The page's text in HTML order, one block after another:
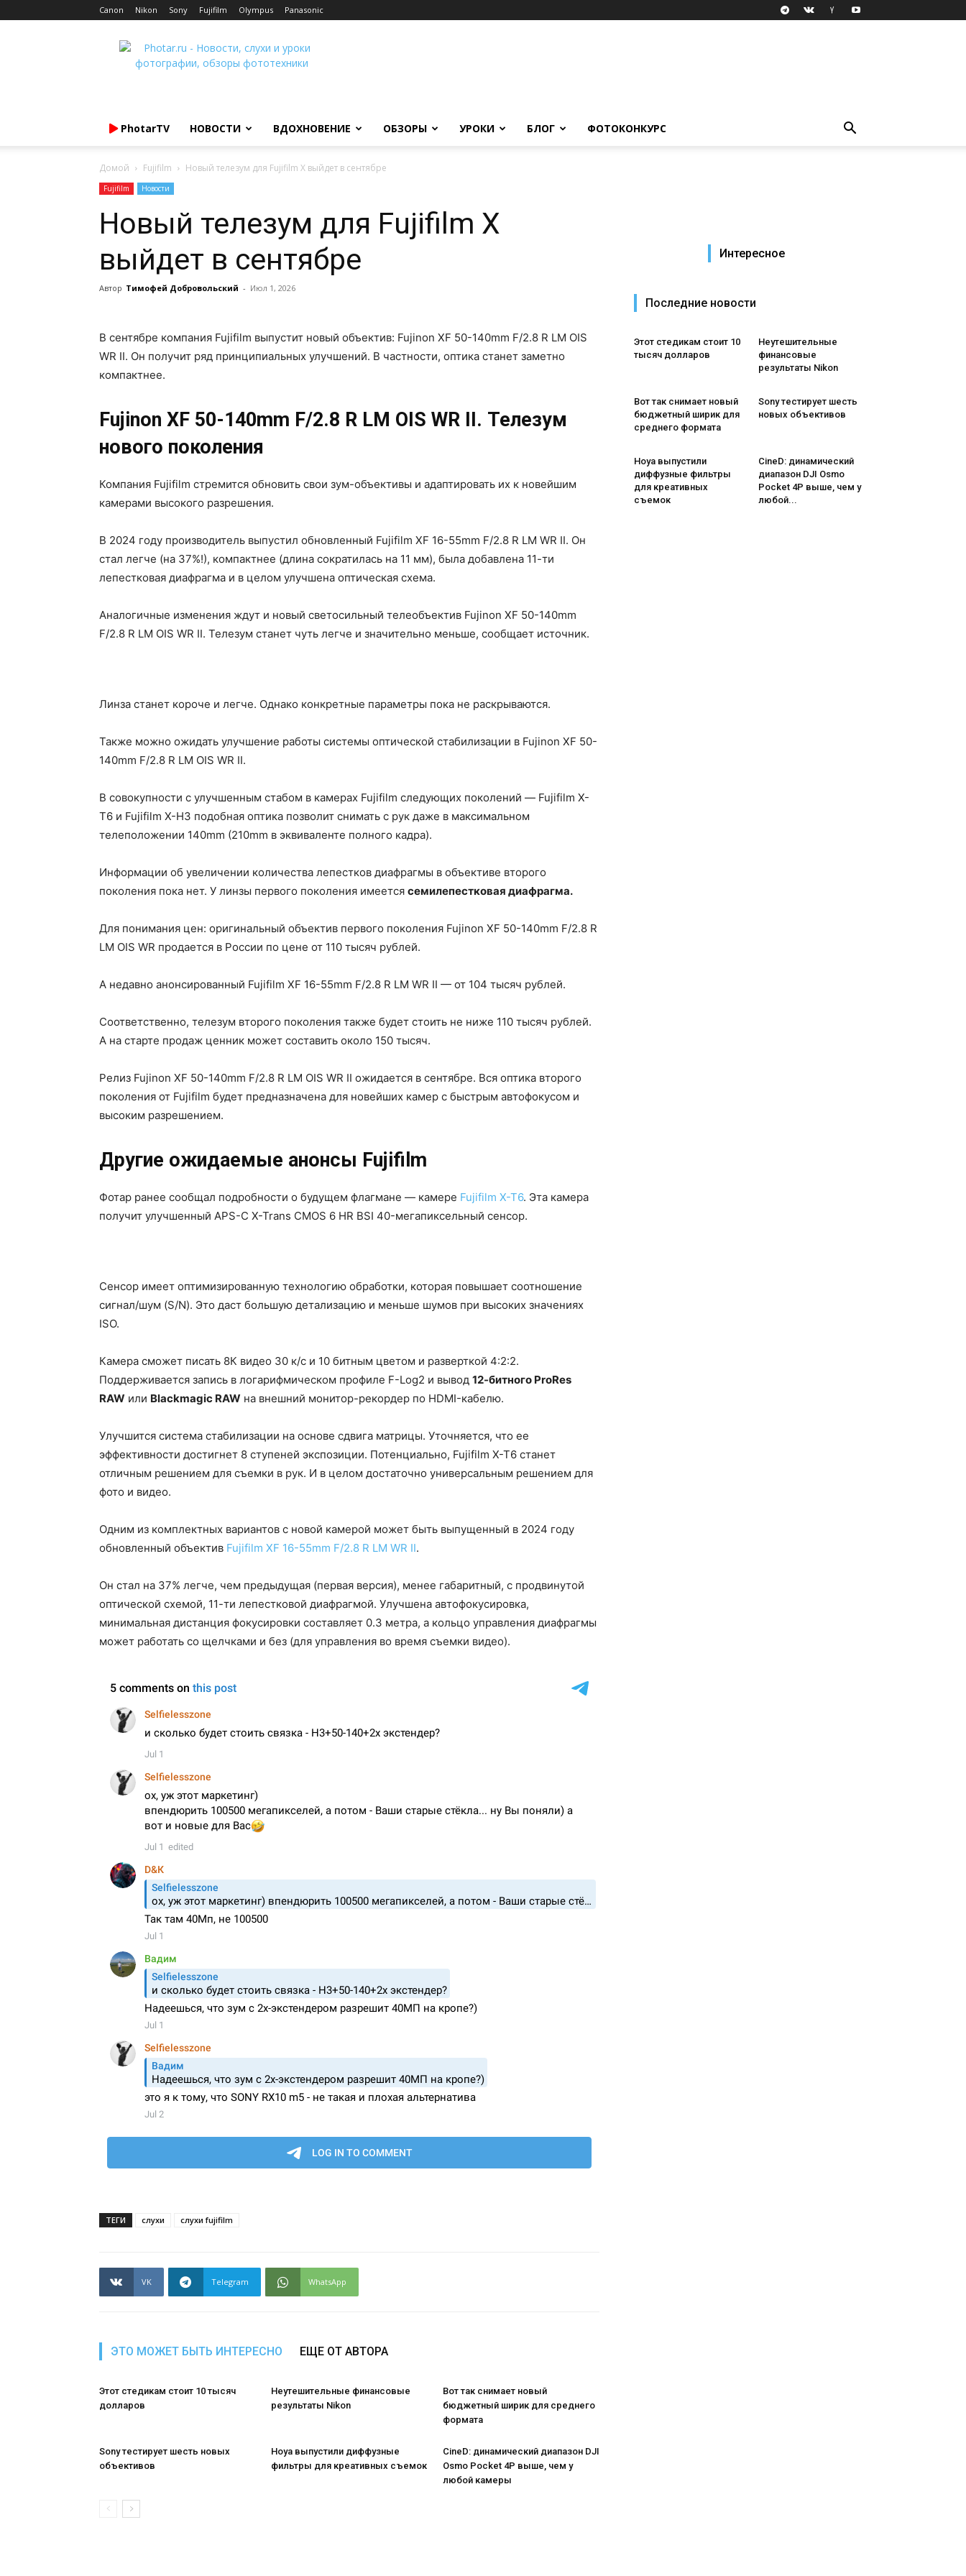
Canon Nikon Sony Fujifilm Olympus Panasonic
Photar.ru
PhotarTV НОВОСТИ ВДОХНОВЕНИЕ ОБЗОРЫ УРОКИ БЛОГ ФОТОКОНКУРС
Домой Fujifilm Новый телезум для Fujifilm X выйдет в сентябре
Fujifilm Новости
Новый телезум для Fujifilm X
выйдет в сентябре
Автор Тимофей Добровольский - Июл 1, 2026
В сентябре компания Fujifilm выпустит новый объектив: Fujinon XF 50-140mm F/2.8 R LM OIS
WR II. Он получит ряд принципиальных улучшений. В частности, оптика станет заметно
компактнее.
Fujinon XF 50-140mm F/2.8 R LM OIS WR II. Телезум
нового поколения
Компания Fujifilm стремится обновить свои зум-объективы и адаптировать их к новейшим
камерами высокого разрешения.
В 2024 году производитель выпустил обновленный Fujifilm XF 16-55mm F/2.8 R LM WR II. Он
стал легче (на 37%!), компактнее (длина сократилась на 11 мм), была добавлена 11-ти
лепестковая диафрагма и в целом улучшена оптическая схема.
Аналогичные изменения ждут и новый светосильный телеобъектив Fujinon XF 50-140mm
F/2.8 R LM OIS WR II. Телезум станет чуть легче и значительно меньше, сообщает источник.
Линза станет короче и легче. Однако конкретные параметры пока не раскрываются.
Также можно ожидать улучшение работы системы оптической стабилизации в Fujinon XF 50-
140mm F/2.8 R LM OIS WR II.
В совокупности с улучшенным стабом в камерах Fujifilm следующих поколений — Fujifilm X-
T6 и Fujifilm X-H3 подобная оптика позволит снимать с рук даже в максимальном
телеположении 140mm (210mm в эквиваленте полного кадра).
Информации об увеличении количества лепестков диафрагмы в объективе второго
поколения пока нет. У линзы первого поколения имеется семилепестковая диафрагма.
Для понимания цен: оригинальный объектив первого поколения Fujinon XF 50-140mm F/2.8 R
LM OIS WR продается в России по цене от 110 тысяч рублей.
А недавно анонсированный Fujifilm XF 16-55mm F/2.8 R LM WR II — от 104 тысяч рублей.
Соответственно, телезум второго поколения также будет стоить не ниже 110 тысяч рублей.
А на старте продаж ценник может составить около 150 тысяч.
Релиз Fujinon XF 50-140mm F/2.8 R LM OIS WR II ожидается в сентябре. Вся оптика второго
поколения от Fujifilm будет предназначена для новейших камер с быстрым автофокусом и
высоким разрешением.
Другие ожидаемые анонсы Fujifilm
Фотар ранее сообщал подробности о будущем флагмане — камере Fujifilm X-T6. Эта камера
получит улучшенный APS-C X-Trans CMOS 6 HR BSI 40-мегапиксельный сенсор.
Сенсор имеет оптимизированную технологию обработки, которая повышает соотношение
сигнал/шум (S/N). Это даст большую детализацию и меньше шумов при высоких значениях
ISO.
Камера сможет писать 8К видео 30 к/с и 10 битным цветом и разверткой 4:2:2.
Поддерживается запись в логарифмическом профиле F-Log2 и вывод 12-битного ProRes
RAW или Blackmagic RAW на внешний монитор-рекордер по HDMI-кабелю.
Улучшится система стабилизации на основе сдвига матрицы. Уточняется, что ее
эффективности достигнет 8 ступеней экспозиции. Потенциально, Fujifilm X-T6 станет
отличным решением для съемки в рук. И в целом достаточно универсальным решением для
фото и видео.
Одним из комплектных вариантов с новой камерой может быть выпущенный в 2024 году
обновленный объектив Fujifilm XF 16-55mm F/2.8 R LM WR II.
Он стал на 37% легче, чем предыдущая (первая версия), менее габаритный, с продвинутой
оптической схемой, 11-ти лепестковой диафрагмой. Улучшена автофокусировка,
минимальная дистанция фокусировки составляет 0.3 метра, а кольцо управления диафрагмы
может работать со щелчками и без (для управления во время съемки видео).
ТЕГИ слухи слухи fujifilm
VK Telegram WhatsApp
ЭТО МОЖЕТ БЫТЬ ИНТЕРЕСНО ЕЩЕ ОТ АВТОРА
Этот стедикам стоит 10 тысяч
долларов
Неутешительные финансовые
результаты Nikon
Вот так снимает новый
бюджетный ширик для среднего
формата
Sony тестирует шесть новых
объективов
Hoya выпустили диффузные
фильтры для креативных съемок
CineD: динамический диапазон DJI
Osmo Pocket 4P выше, чем у
любой камеры
Интересное
Последние новости
Этот стедикам стоит 10
тысяч долларов
Неутешительные
финансовые
результаты Nikon
Вот так снимает новый
бюджетный ширик для
среднего формата
Sony тестирует шесть
новых объективов
Hoya выпустили
диффузные фильтры
для креативных
съемок
CineD: динамический
диапазон DJI Osmo
Pocket 4P выше, чем у
любой...